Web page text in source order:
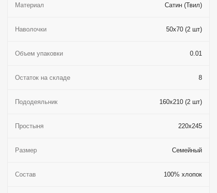
Материал Сатин (Твил)
Наволочки 50x70 (2 шт)
Объем упаковки 0.01
Остаток на складе 8
Пододеяльник 160x210 (2 шт)
Простыня 220x245
Размер Семейный
Состав 100% хлопок